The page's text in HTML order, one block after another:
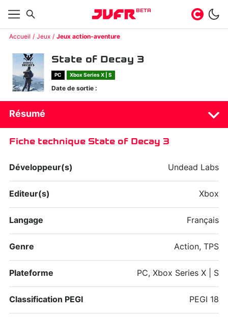
BETA
Accueil Jeux Jeux action-aventure
State of Decay 3
PC Xbox Series X | S
Date de sortie :
Résumé
Fiche technique State of Decay 3
Développeur(s) Undead Labs
Editeur(s) Xbox
Langage Français
Genre Action, TPS
Plateforme PC, Xbox Series X | S
Classification PEGI PEGI 18